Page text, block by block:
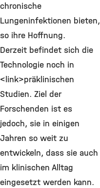
chronische
Lungeninfektionen bieten,
so ihre Hoffnung.
Derzeit befindet sich die
Technologie noch in
<link>präklinischen
Studien. Ziel der
Forschenden ist es
jedoch, sie in einigen
Jahren so weit zu
entwickeln, dass sie auch
im klinischen Alltag
eingesetzt werden kann.